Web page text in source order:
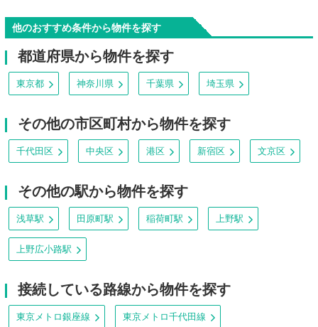
他のおすすめ条件から物件を探す
都道府県から物件を探す
東京都 神奈川県 千葉県 埼玉県
その他の市区町村から物件を探す
千代田区 中央区 港区 新宿区 文京区
その他の駅から物件を探す
浅草駅 田原町駅 稲荷町駅 上野駅
上野広小路駅
接続している路線から物件を探す
東京メトロ銀座線 東京メトロ千代田線